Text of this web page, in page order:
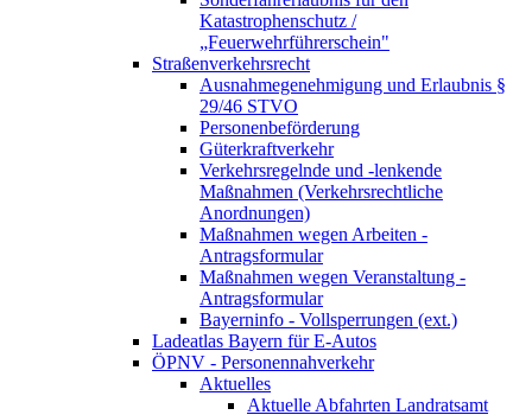
Katastrophenschutz /
„Feuerwehrführerschein"
Straßenverkehrsrecht
Ausnahmegenehmigung und Erlaubnis §
29/46 STVO
Personenbeförderung
Güterkraftverkehr
Verkehrsregelnde und -lenkende
Maßnahmen (Verkehrsrechtliche
Anordnungen)
Maßnahmen wegen Arbeiten -
Antragsformular
Maßnahmen wegen Veranstaltung -
Antragsformular
Bayerninfo - Vollsperrungen (ext.)
Ladeatlas Bayern für E-Autos
ÖPNV - Personennahverkehr
Aktuelles
Aktuelle Abfahrten Landratsamt